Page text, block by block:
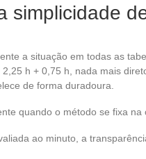
simplicidade
a situação em todas as
h + 0,75 h, nada mais
de forma duradoura.
quando o método se fixa na
ao minuto, a